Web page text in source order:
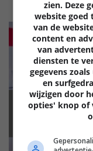
zien. Deze
website goed
van de
content en
van
diensten te
gegevens
en
wijzigen door
opties' knop of